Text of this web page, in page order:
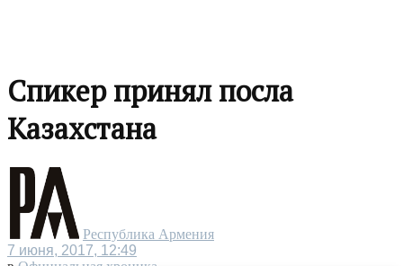
Спикер принял посла
Казахстана
Республика Армения
7 июня, 2017, 12:49